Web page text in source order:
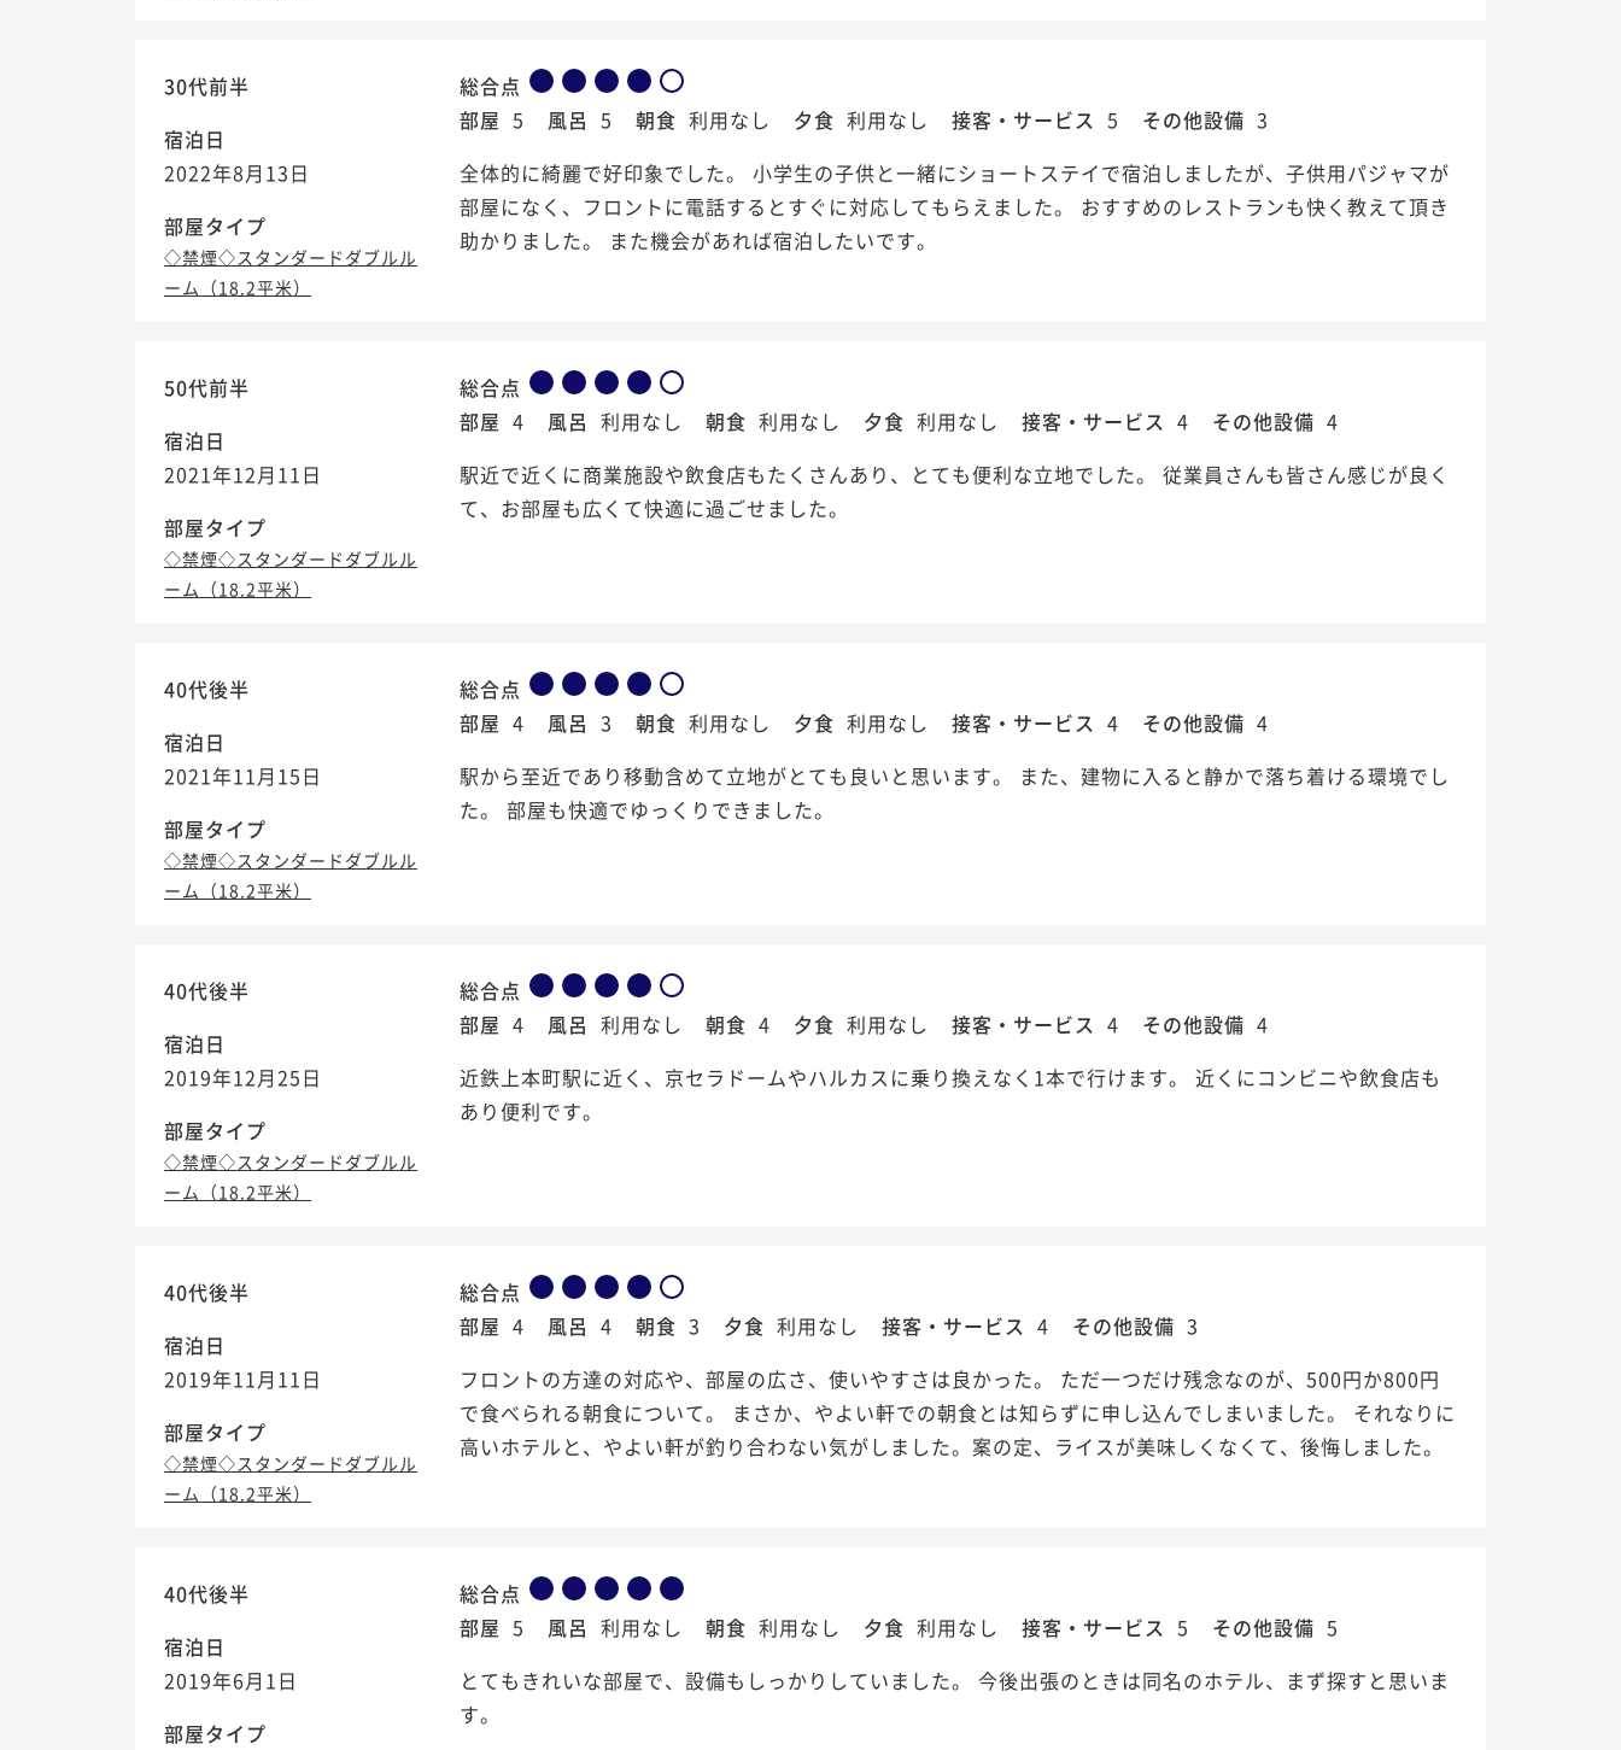
/5
30代前半
宿泊日
2022年8月13日
部屋タイプ
◇禁煙◇スタンダードダブルル
ーム（18.2平米）
総合点
部屋 5 風呂 5 朝食 利用なし 夕食 利用なし 接客・サービス 5 その他設備 3
全体的に綺麗で好印象でした。 小学生の子供と一緒にショートステイで宿泊しましたが、子供用パジャマが
部屋になく、フロントに電話するとすぐに対応してもらえました。 おすすめのレストランも快く教えて頂き
助かりました。 また機会があれば宿泊したいです。
50代前半
宿泊日
2021年12月11日
部屋タイプ
◇禁煙◇スタンダードダブルル
ーム（18.2平米）
総合点
部屋 4 風呂 利用なし 朝食 利用なし 夕食 利用なし 接客・サービス 4 その他設備 4
駅近で近くに商業施設や飲食店もたくさんあり、とても便利な立地でした。 従業員さんも皆さん感じが良く
て、お部屋も広くて快適に過ごせました。
40代後半
宿泊日
2021年11月15日
部屋タイプ
◇禁煙◇スタンダードダブルル
ーム（18.2平米）
総合点
部屋 4 風呂 3 朝食 利用なし 夕食 利用なし 接客・サービス 4 その他設備 4
駅から至近であり移動含めて立地がとても良いと思います。 また、建物に入ると静かで落ち着ける環境でし
た。 部屋も快適でゆっくりできました。
40代後半
宿泊日
2019年12月25日
部屋タイプ
◇禁煙◇スタンダードダブルル
ーム（18.2平米）
総合点
部屋 4 風呂 利用なし 朝食 4 夕食 利用なし 接客・サービス 4 その他設備 4
近鉄上本町駅に近く、京セラドームやハルカスに乗り換えなく1本で行けます。 近くにコンビニや飲食店も
あり便利です。
40代後半
宿泊日
2019年11月11日
部屋タイプ
◇禁煙◇スタンダードダブルル
ーム（18.2平米）
総合点
部屋 4 風呂 4 朝食 3 夕食 利用なし 接客・サービス 4 その他設備 3
フロントの方達の対応や、部屋の広さ、使いやすさは良かった。 ただ一つだけ残念なのが、500円か800円
で食べられる朝食について。 まさか、やよい軒での朝食とは知らずに申し込んでしまいました。 それなりに
高いホテルと、やよい軒が釣り合わない気がしました。案の定、ライスが美味しくなくて、後悔しました。
40代後半
宿泊日
2019年6月1日
部屋タイプ
総合点
部屋 5 風呂 利用なし 朝食 利用なし 夕食 利用なし 接客・サービス 5 その他設備 5
とてもきれいな部屋で、設備もしっかりしていました。 今後出張のときは同名のホテル、まず探すと思いま
す。